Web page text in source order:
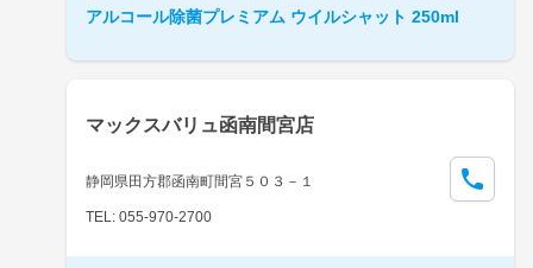
アルコール除菌プレミアム ウイルシャット 250ml
マックスバリュ函南間宮店
静岡県田方郡函南町間宮５０３－１
TEL: 055-970-2700